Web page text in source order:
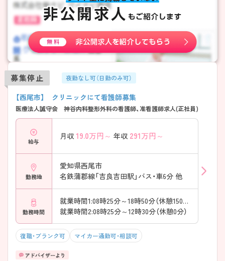
募集停止 夜勤なし可（日勤のみ可）
【西尾市】 クリニックにて看護師募集
医療法人誠守会 神谷内科整形外科の看護師、准看護師求人(正社員)
給与
月収 19.0万円～ 年収 291万円～
勤務地
愛知県西尾市
名鉄蒲郡線「吉良吉田駅」バス・車6分 他
勤務時間
就業時間1:08時25分～18時50分（休憩150分）
就業時間2:08時25分～12時30分（休憩0分）
復職・ブランク可 マイカー通勤可・相談可